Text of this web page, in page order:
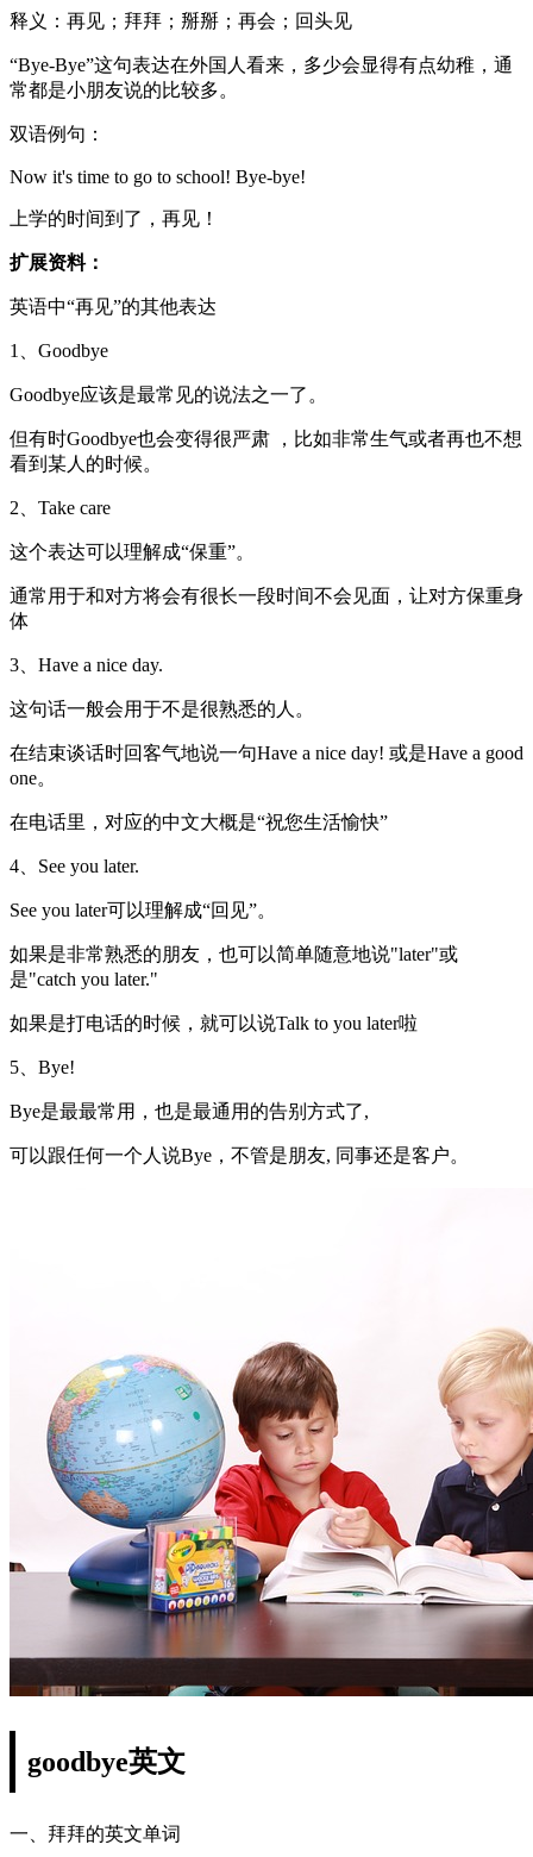
释义：再见；拜拜；掰掰；再会；回头见
“Bye-Bye”这句表达在外国人看来，多少会显得有点幼稚，通
常都是小朋友说的比较多。
双语例句：
Now it's time to go to school! Bye-bye!
上学的时间到了，再见！
扩展资料：
英语中“再见”的其他表达
1、Goodbye
Goodbye应该是最常见的说法之一了。
但有时Goodbye也会变得很严肃 ，比如非常生气或者再也不想
看到某人的时候。
2、Take care
这个表达可以理解成“保重”。
通常用于和对方将会有很长一段时间不会见面，让对方保重身
体
3、Have a nice day.
这句话一般会用于不是很熟悉的人。
在结束谈话时回客气地说一句Have a nice day! 或是Have a good
one。
在电话里，对应的中文大概是“祝您生活愉快”
4、See you later.
See you later可以理解成“回见”。
如果是非常熟悉的朋友，也可以简单随意地说"later"或
是"catch you later."
如果是打电话的时候，就可以说Talk to you later啦
5、Bye!
Bye是最最常用，也是最通用的告别方式了,
可以跟任何一个人说Bye，不管是朋友, 同事还是客户。
goodbye英文
一、拜拜的英文单词